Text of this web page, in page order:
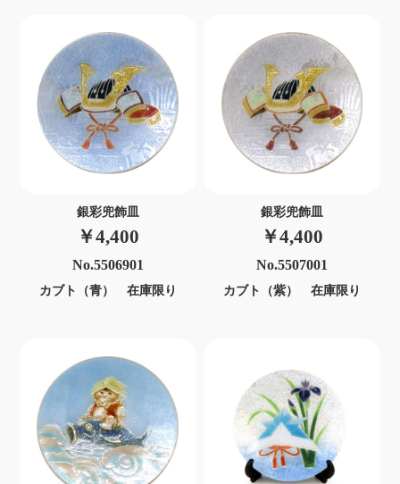
銀彩兜飾皿
￥4,400
No.5506901
カブト（青） 在庫限り
銀彩兜飾皿
￥4,400
No.5507001
カブト（紫） 在庫限り